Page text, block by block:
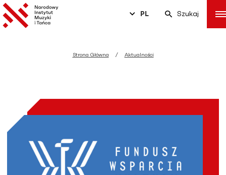
PL Szukaj
Strona Główna Aktualności